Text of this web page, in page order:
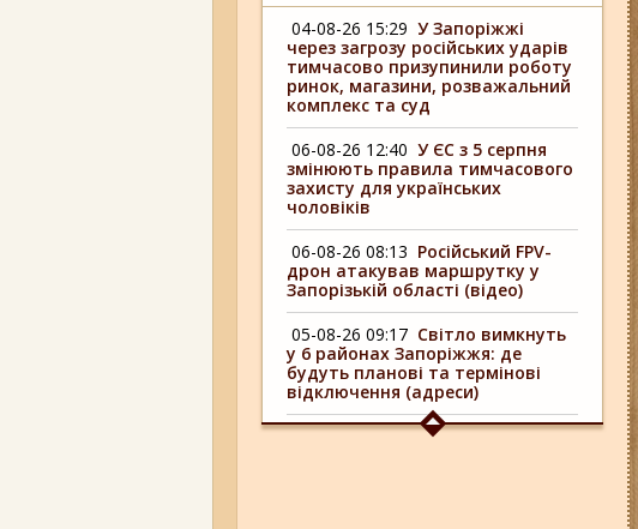
04-08-26 15:29 У Запоріжжі
через загрозу російських ударів
тимчасово призупинили роботу
ринок, магазини, розважальний
комплекс та суд
06-08-26 12:40 У ЄС з 5 серпня
змінюють правила тимчасового
захисту для українських
чоловіків
06-08-26 08:13 Російський FPV-
дрон атакував маршрутку у
Запорізькій області (відео)
05-08-26 09:17 Світло вимкнуть
у 6 районах Запоріжжя: де
будуть планові та термінові
відключення (адреси)
04-08-26 09:16 У 6 районах